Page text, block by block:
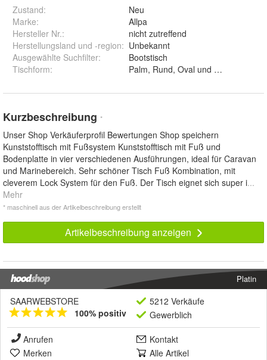
Zustand:
Neu
Marke:
Allpa
Hersteller Nr.:
nicht zutreffend
Herstellungsland und -region: Unbekannt
Ausgewählte Suchfilter:
Bootstisch
Tischform: Palm, Rund, Oval und Rechteckig
Kurzbeschreibung *
Unser Shop Verkäuferprofil Bewertungen Shop speichern
Kunststofftisch mit Fußsystem Kunststofftisch mit Fuß und
Bodenplatte in vier verschiedenen Ausführungen, ideal für Caravan
und Marinebereich. Sehr schöner Tisch Fuß Kombination, mit
cleverem Lock System für den Fuß. Der Tisch eignet sich super i...
Mehr
* maschinell aus der Artikelbeschreibung erstellt
Artikelbeschreibung anzeigen
Platin
SAARWEBSTORE
100% positiv
5212 Verkäufe
Gewerblich
Anrufen
Kontakt
Merken
Alle Artikel